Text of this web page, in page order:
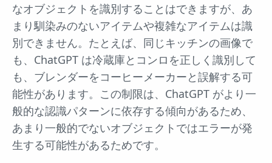
なオブジェクトを識別することはできますが、あ
まり馴染みのないアイテムや複雑なアイテムは識
別できません。たとえば、同じキッチンの画像で
も、ChatGPT は冷蔵庫とコンロを正しく識別して
も、ブレンダーをコーヒーメーカーと誤解する可
能性があります。この制限は、ChatGPT がより一
般的な認識パターンに依存する傾向があるため、
あまり一般的でないオブジェクトではエラーが発
生する可能性があるためです。